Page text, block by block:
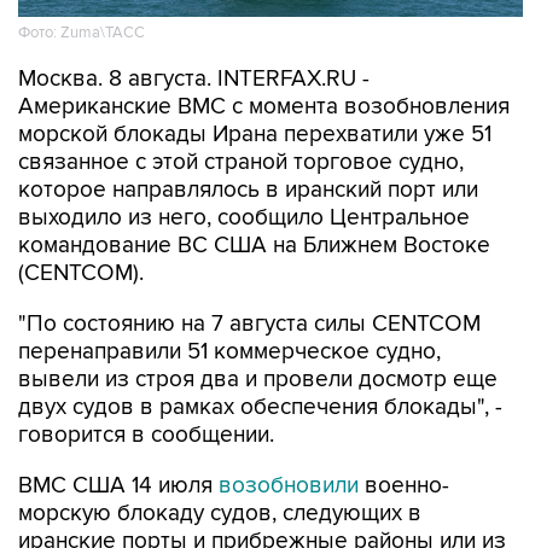
Москва. 8 августа. INTERFAX.RU -
морской блокады Ирана перехватили уже 51
связанное с этой страной торговое судно,
которое направлялось в иранский порт или
выходило из него, сообщило Центральное
командование ВС США на Ближнем Востоке
(CENTCOM).
"По состоянию на 7 августа силы CENTCOM
вывели из строя два и провели досмотр еще
двух судов в рамках обеспечения блокады", -
говорится в сообщении.
ВМС США 14 июлявозобновили
иранские порты и прибрежные районы или из
них. Прежний режим действовал с 13 апреля по